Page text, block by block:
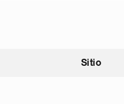
Sitio